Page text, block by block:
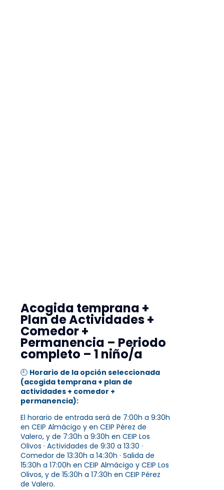
Acogida temprana +
Plan de Actividades +
Comedor +
Permanencia – Periodo
completo – 1 niño/a
🕘 Horario de la opción seleccionada
(acogida temprana + plan de
actividades + comedor +
permanencia):
El horario de entrada será de 7:00h a 9:30h
en CEIP Almácigo y en CEIP Pérez de
Valero, y de 7:30h a 9:30h en CEIP Los
Olivos · Actividades de 9:30 a 13:30 ·
Comedor de 13:30h a 14:30h · Salida de
15:30h a 17:00h en CEIP Almácigo y CEIP Los
Olivos, y de 15:30h a 17:30h en CEIP Pérez
de Valero.